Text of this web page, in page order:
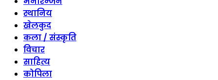
स्थानिय
खेलकुद
कला / संस्कृति
विचार
साहित्य
कोपिला